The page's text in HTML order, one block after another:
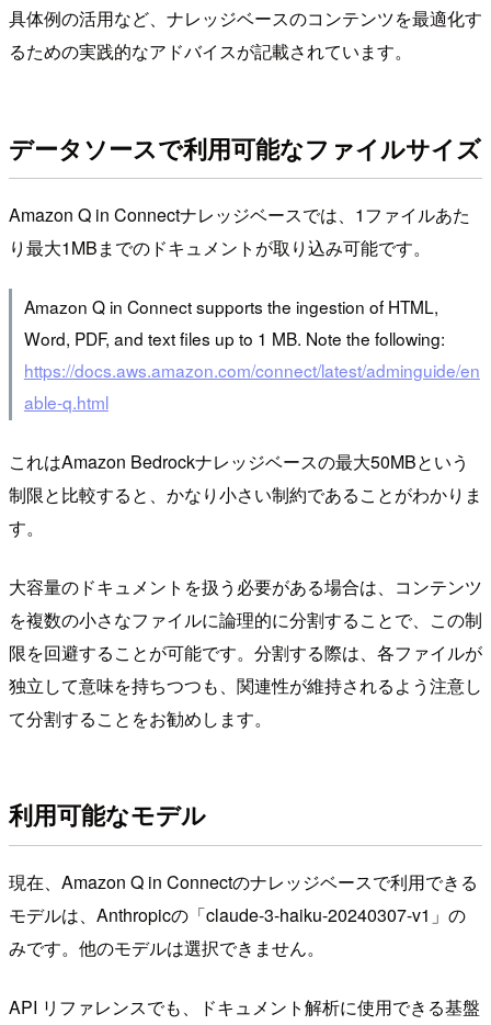
具体例の活用など、ナレッジベースのコンテンツを最適化す
るための実践的なアドバイスが記載されています。
データソースで利用可能なファイルサイズ
Amazon Q in Connectナレッジベースでは、1ファイルあた
り最大1MBまでのドキュメントが取り込み可能です。
Amazon Q in Connect supports the ingestion of HTML,
Word, PDF, and text files up to 1 MB. Note the following:
https://docs.aws.amazon.com/connect/latest/adminguide/en
able-q.html
これはAmazon Bedrockナレッジベースの最大50MBという
制限と比較すると、かなり小さい制約であることがわかりま
す。
大容量のドキュメントを扱う必要がある場合は、コンテンツ
を複数の小さなファイルに論理的に分割することで、この制
限を回避することが可能です。分割する際は、各ファイルが
独立して意味を持ちつつも、関連性が維持されるよう注意し
て分割することをお勧めします。
利用可能なモデル
現在、Amazon Q in Connectのナレッジベースで利用できる
モデルは、Anthropicの「claude-3-haiku-20240307-v1」の
みです。他のモデルは選択できません。
API リファレンスでも、ドキュメント解析に使用できる基盤